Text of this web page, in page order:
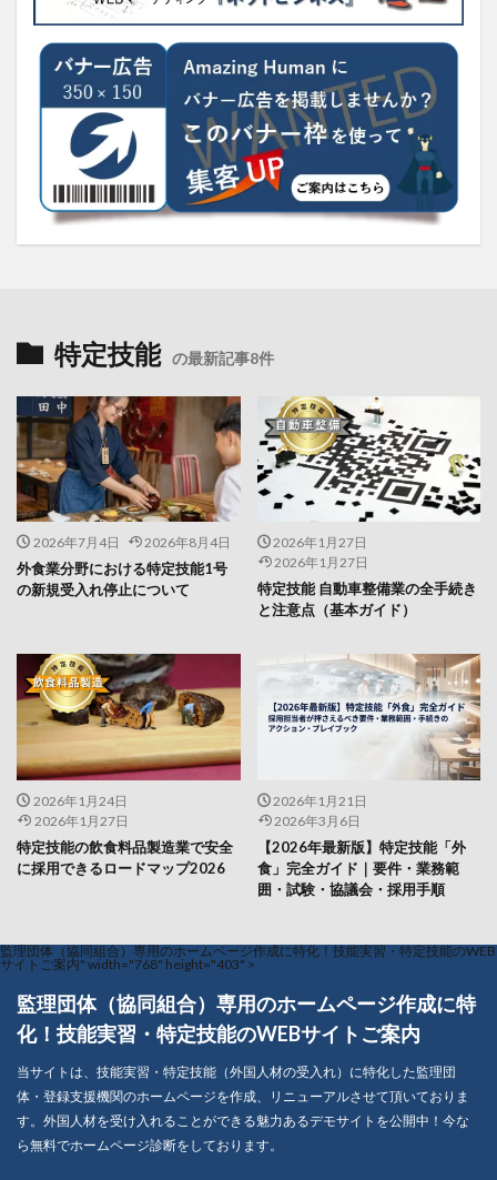
特定技能 の最新記事8件
2026年7月4日 2026年8月4日
外食業分野における特定技能1号
の新規受入れ停止について
2026年1月27日
2026年1月27日
特定技能 自動車整備業の全手続き
と注意点（基本ガイド）
2026年1月24日
2026年1月27日
特定技能の飲食料品製造業で安全
に採用できるロードマップ2026
2026年1月21日
2026年3月6日
【2026年最新版】特定技能「外
食」完全ガイド｜要件・業務範
囲・試験・協議会・採用手順
監理団体（協同組合）専用のホームページ作成に特化！技能実習・特定技能のWEB
サイトご案内" width="768" height="403" >
監理団体（協同組合）専用のホームページ作成に特
化！技能実習・特定技能のWEBサイトご案内
当サイトは、技能実習・特定技能（外国人材の受入れ）に特化した監理団
体・登録支援機関のホームページを作成、リニューアルさせて頂いておりま
す。外国人材を受け入れることができる魅力あるデモサイトを公開中！今な
ら無料でホームページ診断をしております。